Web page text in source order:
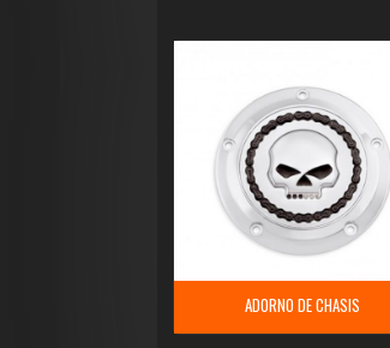
ADORNO DE CHASIS